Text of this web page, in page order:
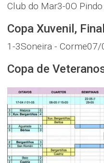
Club do Mar3-0O Pindo
Copa Xuvenil, Final
1-3Soneira - Corme07/
Copa de